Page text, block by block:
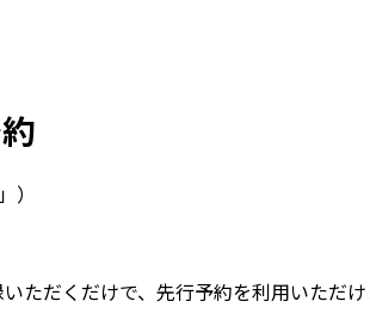
ただくだけで、先行予約を利用いただ